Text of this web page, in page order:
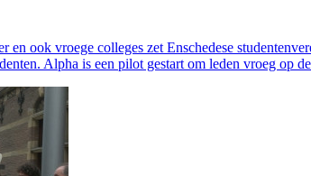
ook vroege colleges zet Enschedese
Alpha is een pilot gestart om leden vroeg op